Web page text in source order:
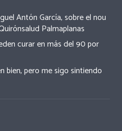
Antón García, sobre el nou
Palmaplanas
curar en más del 90 por
bien, pero me sigo sintiendo